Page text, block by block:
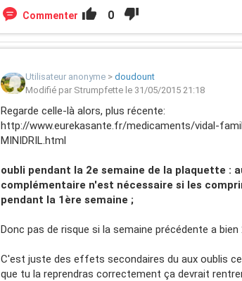
Commenter 0
Utilisateur anonyme > doudount
Modifié par Strumpfette le 31/05/2015 21:18
Regarde celle-là alors, plus récente:
http://www.eurekasante.fr/medicaments/vidal-
MINIDRIL.html
oubli pendant la 2e semaine de la plaquette :
complémentaire n'est nécessaire si les
pendant la 1ère semaine ;
Donc pas de risque si la semaine précédente a
C'est juste des effets secondaires du aux oublis
que tu la reprendras correctement ça devrait rentrer